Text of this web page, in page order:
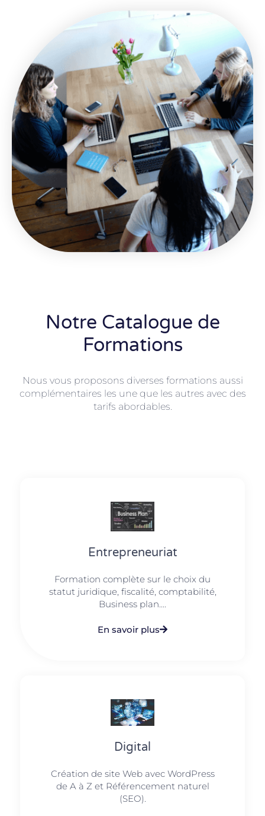
Notre Catalogue de
Formations
Nous vous proposons diverses formations aussi
complémentaires les une que les autres avec des
tarifs abordables.
Entrepreneuriat
Formation complète sur le choix du
statut juridique, fiscalité, comptabilité,
Business plan....
En savoir plus
Digital
Création de site Web avec WordPress
de A à Z et Référencement naturel
(SEO).